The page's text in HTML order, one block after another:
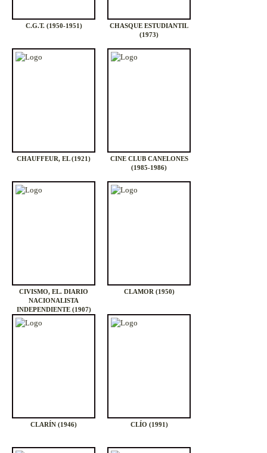
C.G.T. (1950-1951)
CHASQUE ESTUDIANTIL
(1973)
CHAUFFEUR, EL (1921)
CINE CLUB CANELONES
(1985-1986)
CIVISMO, EL. DIARIO
NACIONALISTA
INDEPENDIENTE (1907)
CLAMOR (1950)
CLARÍN (1946) CLÍO (1991)